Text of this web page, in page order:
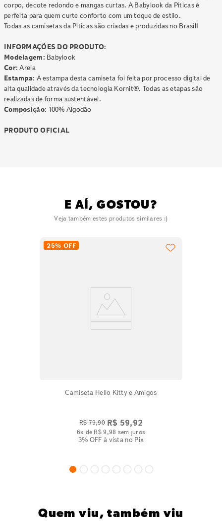
corpo, decote redondo e mangas curtas. A Babylook da Piticas é
perfeita para quem curte conforto com um toque de estilo.
Todas as camisetas da Piticas são criadas e produzidas no Brasil!
INFORMAÇÕES DO PRODUTO:
Modelagem: Babylook
Cor: Areia
Estampa: A estampa desta camiseta foi feita por processo digital de
alta qualidade através da tecnologia Kornit®. Todas as etapas são
realizadas de forma sustentável.
Composição: 100% Algodão
PRODUTO OFICIAL
E AÍ, GOSTOU?
Veja também estes produtos similares :)
25% OFF
Camiseta Hello Kitty e Amigos
R$ 79,90 R$ 59,92
6x de R$ 9 ,98 sem juros
3% OFF à vista no Pix
Quem viu, também viu